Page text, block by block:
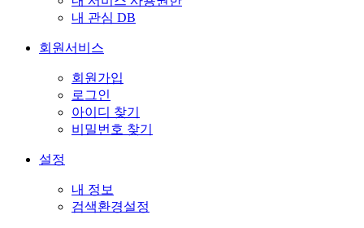
내 관심 DB
회원서비스
회원가입
로그인
아이디 찾기
비밀번호 찾기
설정
내 정보
검색환경설정